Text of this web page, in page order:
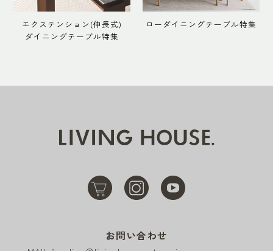
エクステンション(伸長式)
ダイニングテーブル特集
ローダイニングテーブル特集
お問い合わせ